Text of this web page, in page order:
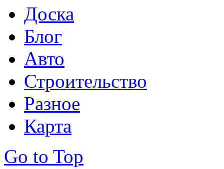
Доска
Блог
Авто
Строительство
Разное
Карта
Go to Top